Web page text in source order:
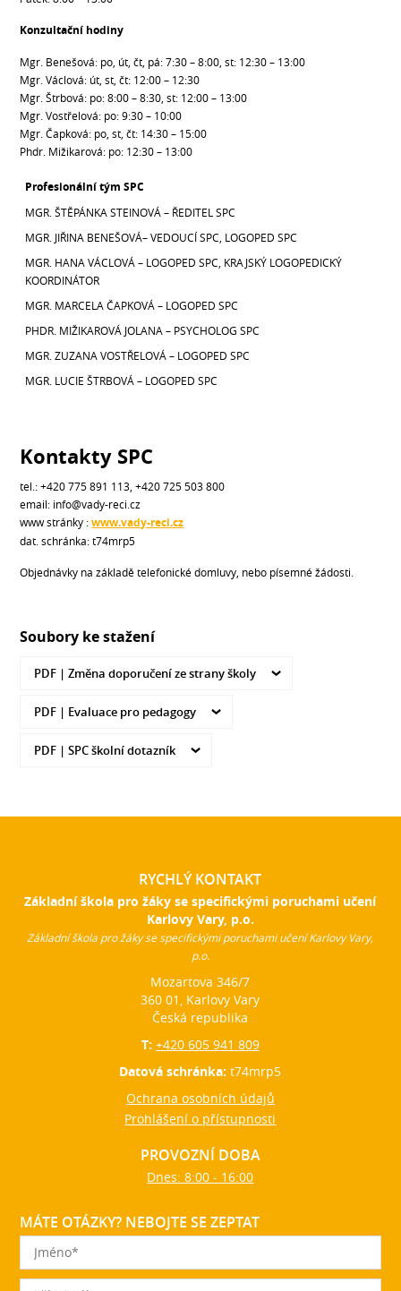
Konzultační hodiny
Mgr. Benešová: po, út, čt, pá: 7:30 – 8:00, st: 12:30 – 13:00
Mgr. Václová: út, st, čt: 12:00 – 12:30
Mgr. Štrbová: po: 8:00 – 8:30, st: 12:00 – 13:00
Mgr. Vostřelová: po: 9:30 – 10:00
Mgr. Čapková: po, st, čt: 14:30 – 15:00
Phdr. Mižikarová: po: 12:30 – 13:00
Profesionální tým SPC
MGR. ŠTĚPÁNKA STEINOVÁ – ŘEDITEL SPC
MGR. JIŘINA BENEŠOVÁ– VEDOUCÍ SPC, LOGOPED SPC
MGR. HANA VÁCLOVÁ – LOGOPED SPC, KRAJSKÝ LOGOPEDICKÝ
KOORDINÁTOR
MGR. MARCELA ČAPKOVÁ – LOGOPED SPC
PHDR. MIŽIKAROVÁ JOLANA – PSYCHOLOG SPC
MGR. ZUZANA VOSTŘELOVÁ – LOGOPED SPC
MGR. LUCIE ŠTRBOVÁ – LOGOPED SPC
Kontakty SPC
tel.: +420 775 891 113, +420 725 503 800
email: info@vady-reci.cz
www stránky :www.vady-reci.cz
dat. schránka: t74mrp5
Objednávky na základě telefonické domluvy, nebo písemné žádosti.
Soubory ke stažení
PDF |Změna doporučení ze strany školy
PDF | Evaluace pro pedagogy
PDF |SPC školní dotazník
RYCHLÝ KONTAKT
Základní škola pro žáky se specifickými poruchami učení
Karlovy Vary, p.o.
Základní škola pro žáky se specifickými poruchami učení Karlovy Vary,
p.o.
Mozartova 346/7
360 01, Karlovy Vary
Česká republika
T: +420 605 941 809
Datová schránka:t74mrp5
Ochrana osobních údajů
Prohlášení o přístupnosti
PROVOZNÍ DOBA
Dnes: 8:00 - 16:00
MÁTE OTÁZKY? NEBOJTE SE ZEPTAT